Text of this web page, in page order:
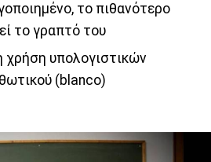
το πιθανότερο
το γραπτό του
χρήση υπολογιστικών
(blanco)